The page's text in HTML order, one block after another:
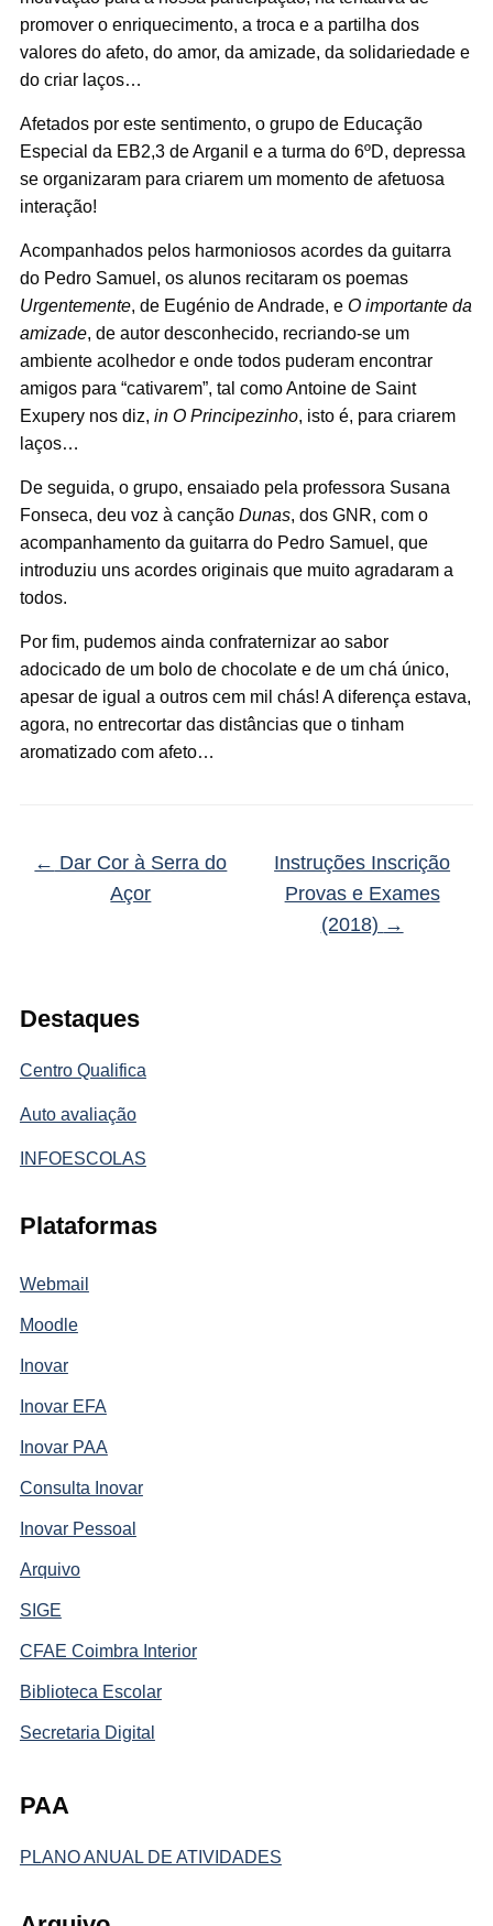
Destaques
Centro Qualifica
Auto avaliação
INFOESCOLAS
Plataformas
Webmail
Moodle
Inovar
Inovar EFA
Inovar PAA
Consulta Inovar
Inovar Pessoal
Arquivo
SIGE
CFAE Coimbra Interior
Biblioteca Escolar
Secretaria Digital
PAA
PLANO ANUAL DE ATIVIDADES
promover o enriquecimento, a troca e a partilha dos
valores do afeto, do amor, da amizade, da solidariedade e
do criar laços…
Afetados por este sentimento, o grupo de Educação
Especial da EB2,3 de Arganil e a turma do 6ºD, depressa
se organizaram para criarem um momento de afetuosa
interação!
Acompanhados pelos harmoniosos acordes da guitarra
do Pedro Samuel, os alunos recitaram os poemas
Urgentemente, de Eugénio de Andrade, e O importante da
amizade, de autor desconhecido, recriando-se um
ambiente acolhedor e onde todos puderam encontrar
amigos para “cativarem”, tal como Antoine de Saint
Exupery nos diz, in O Principezinho, isto é, para criarem
laços…
De seguida, o grupo, ensaiado pela professora Susana
Fonseca, deu voz à canção Dunas, dos GNR, com o
acompanhamento da guitarra do Pedro Samuel, que
introduziu uns acordes originais que muito agradaram a
todos.
Por fim, pudemos ainda confraternizar ao sabor
adocicado de um bolo de chocolate e de um chá único,
apesar de igual a outros cem mil chás! A diferença estava,
agora, no entrecortar das distâncias que o tinham
aromatizado com afeto…
← Dar Cor à Serra do
Açor
Instruções Inscrição
Provas e Exames
(2018) →